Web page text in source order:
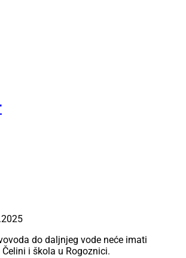
do daljnjeg vode neće imati
i škola u Rogoznici.